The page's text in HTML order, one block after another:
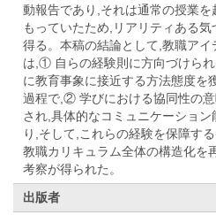
動報告であり,それは通常の授業
もっていたため,リアリティある
得る。本稿の結論として,教職ア
は,① 自らの経験則に方向づけら
に教育事象に接近する方法態度を
過程で,② 学びにおける協同性の
され,具体的なコミュニケーショ
り,そして,これらの経験を保障す
教職カリキュラム全体の構造化を
考察が得られた。
出版者